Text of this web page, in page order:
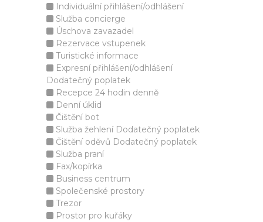
Individuální přihlášení/odhlášení
Služba concierge
Úschova zavazadel
Rezervace vstupenek
Turistické informace
Expresní přihlášení/odhlášení
Dodatečný poplatek
Recepce 24 hodin denně
Denní úklid
Čištění bot
Služba žehlení Dodatečný poplatek
Čištění oděvů Dodatečný poplatek
Služba praní
Fax/kopírka
Business centrum
Společenské prostory
Trezor
Prostor pro kuřáky